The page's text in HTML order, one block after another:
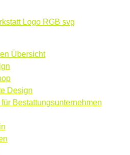
Übersicht
Design
Bestattungsunternehmen